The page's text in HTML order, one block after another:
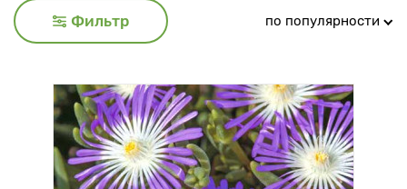
Фильтр по популярности